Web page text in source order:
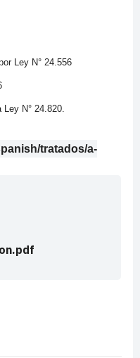
Ley N° 24.556
N° 24.820.
tratados/a-